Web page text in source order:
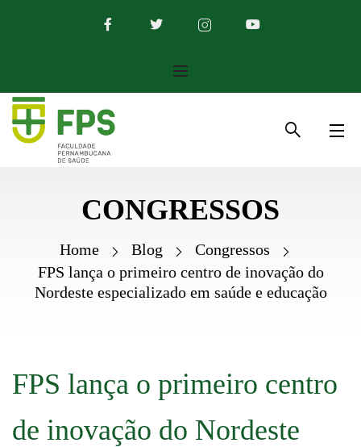
CONGRESSOS
Home Blog
Congressos
FPS lança o primeiro centro de inovação do
Nordeste especializado em saúde e educação
FPS lança o primeiro centro
de inovação do Nordeste